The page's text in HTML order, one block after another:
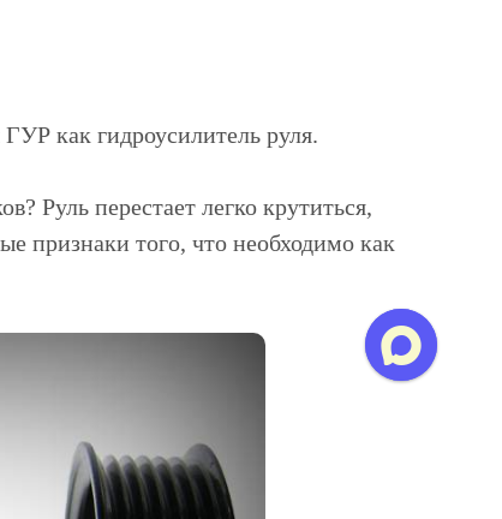
как гидроусилитель руля.
Руль перестает легко крутиться,
признаки того, что необходимо как